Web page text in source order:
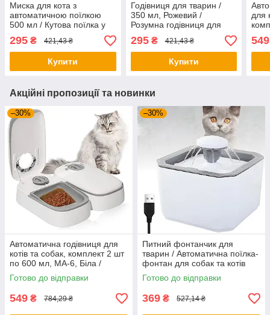
Миска для кота з
автоматичною поїлкою
500 мл / Кутова поїлка у
Миска для собак
295 ₴ 421,43 ₴
Купити
Годівниця для тварин /
350 мл, Рожевий /
Розумна годівниця для
Автоматична годівниця
для котів та собак
295₴ 421,43 ₴
Купити
для
549
Акційні пропозиції та новинки
–30%
Автоматична годівниця для
котів та собак, комплект 2 шт
по 600 мл, MA-6, Біла /
Годівниця для тварин
Готово до відправки
549 ₴ 784,29 ₴
–30%
Питний фонтанчик для
тварин / Автоматична поїлка-
фонтан для собак та котів
2,5л, Pet Water FOUNTAIN
Готово до відправки
369 ₴ 527,14 ₴